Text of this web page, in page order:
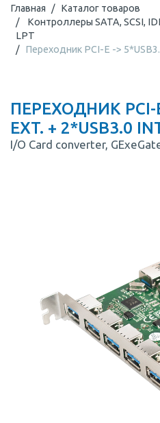
Главная
Каталог товаров
Контроллеры SATA, SCSI,
LPT
Переходник PCI-E ->
ПЕРЕХОДНИК PCI-
EXT. + 2*USB3.0
I/O Card converter,